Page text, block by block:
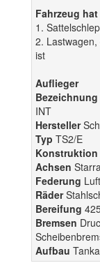
Fahrzeug
1.
2.
ist
Auflieger
Bezeichnung
INT
Hersteller
Typ TS2/E
Konstruktion
Achsen
Federung
Räder
Bereifung
Bremsen
Aufbau